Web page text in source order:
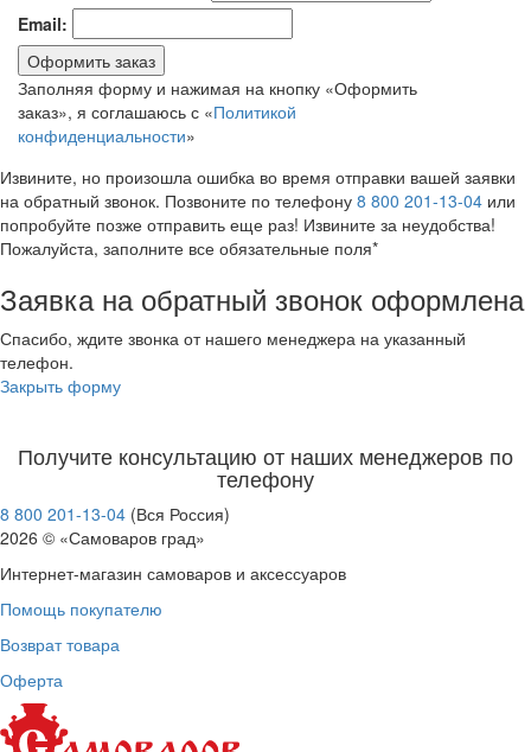
Email:
Оформить заказ
Заполняя форму и нажимая на кнопку «Оформить
заказ», я соглашаюсь с «Политикой
конфиденциальности»
Извините, но произошла ошибка во время отправки вашей заявки
на обратный звонок. Позвоните по телефону 8 800 201-13-04 или
попробуйте позже отправить еще раз! Извините за неудобства!
Пожалуйста, заполните все обязательные поля*
Заявка на обратный звонок оформлена
Спасибо, ждите звонка от нашего менеджера на указанный
телефон.
Закрыть форму
Получите консультацию от наших менеджеров по
телефону
8 800 201-13-04 (Вся Россия)
2026 © «Самоваров град»
Интернет-магазин самоваров и аксессуаров
Помощь покупателю
Возврат товара
Оферта